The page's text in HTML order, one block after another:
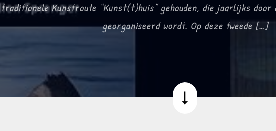
traditionele Kunstroute “Kunst(t)huis” gehouden, die jaarlijks door
georganiseerd wordt. Op deze tweede […]